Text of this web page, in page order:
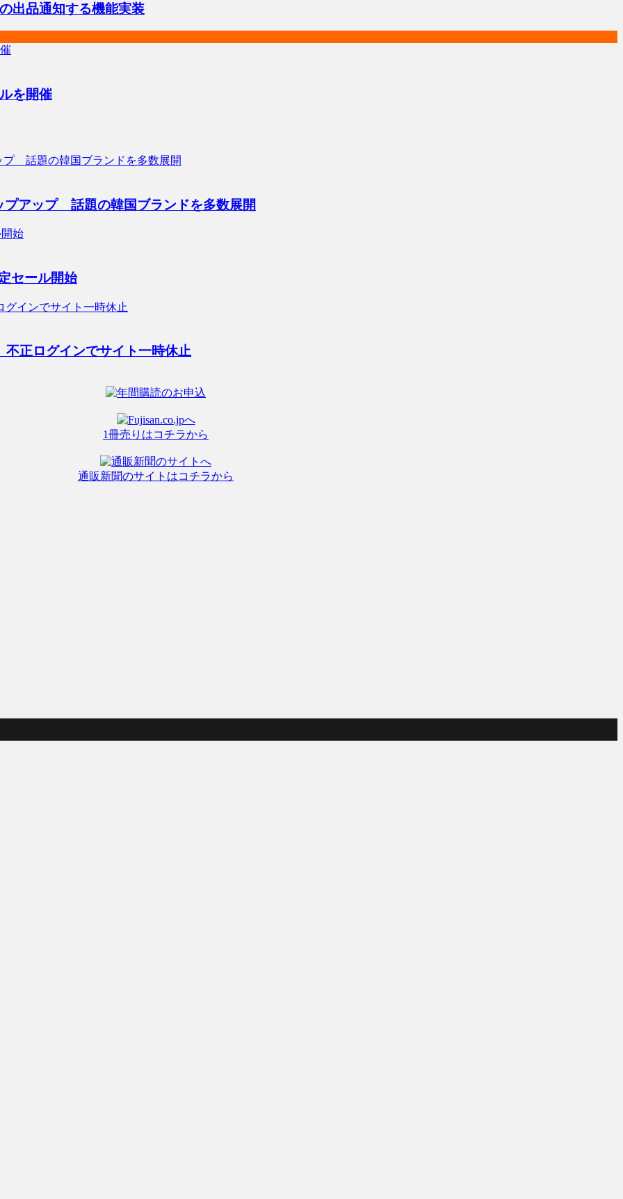
出品通知する機能実装
を開催
プアップ 話題の韓国ブランドを多数展開
セール開始
正ログインでサイト一時休止
1冊売りはコチラから
通販新聞のサイトはコチラから